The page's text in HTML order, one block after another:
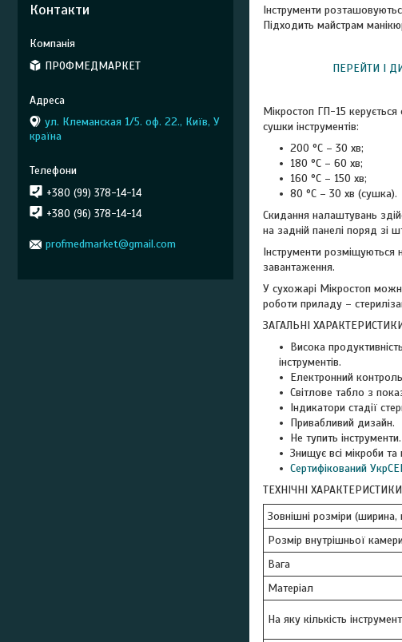
Інструменти
Підходить майстрам
ПЕРЕЙТИ І
Мікростоп ГП-15
сушки інструментів:
200 °C – 30 хв;
180 °C – 60 хв;
160 °C – 150 хв;
80 °C – 30 хв (сушка).
Скидання налаштувань
на задній панелі поряд зі
Інструменти розміщуються
завантаження.
У сухожарі Мікростоп
роботи приладу –
ЗАГАЛЬНІ
Висока
інструментів.
Електронний
Світлове табло з
Індикатори стадії
Привабливий дизайн.
Не тупить інструменти.
Знищує всі мікроби та
Сертифікований
ТЕХНІЧНІ ХАРАКТЕРИСТИКИ
Зовнішні розміри (ширина,
Розмір внутрішньої камери
Вага
Матеріал
На яку кількість
Контакти
ПРОФМЕДМАРКЕТ
ул. Клеманская 1/5. оф. 22., Київ, У
країна
+380 (99) 378-14-14
+380 (96) 378-14-14
profmedmarket@gmail.com